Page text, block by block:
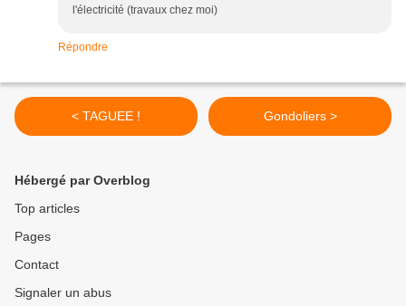
l'électricité (travaux chez moi)
Répondre
< TAGUEE ! Gondoliers >
Hébergé par Overblog
Top articles
Pages
Contact
Signaler un abus